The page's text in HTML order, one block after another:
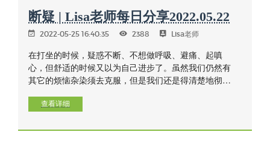
断疑 | Lisa老师每日分享2022.05.22
2022-05-25 16:40:35 2388 Lisa老师
在打坐的时候，疑惑不断、不想做呼吸、避痛、起嗔
心，但舒适的时候又以为自己进步了。虽然我们仍然有
其它的烦恼杂染须去克服，但是我们还是得清楚地彻见
的稳定。
查看详细